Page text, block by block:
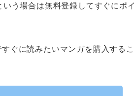
いう場合は無料登録してすぐにポイ
ぐに読みたいマンガを購入するこ